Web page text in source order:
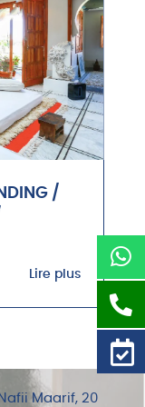
/
Lire plus
Maarif, 20